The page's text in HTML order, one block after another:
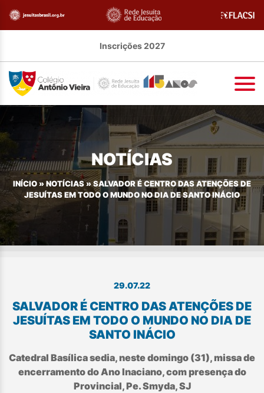
Inscrições 2027
NOTÍCIAS
INÍCIO » NOTÍCIAS»SALVADOR É CENTRO DAS ATENÇÕES DE
JESUÍTAS EM TODO O MUNDO NO DIA DE SANTO INÁCIO
29.07.22
SALVADOR É CENTRO DAS ATENÇÕES DE
JESUÍTAS EM TODO O MUNDO NO DIA DE
SANTO INÁCIO
Catedral Basílica sedia, neste domingo (31), missa de
encerramento do Ano Inaciano, com presença do
Provincial, Pe. Smyda, SJ